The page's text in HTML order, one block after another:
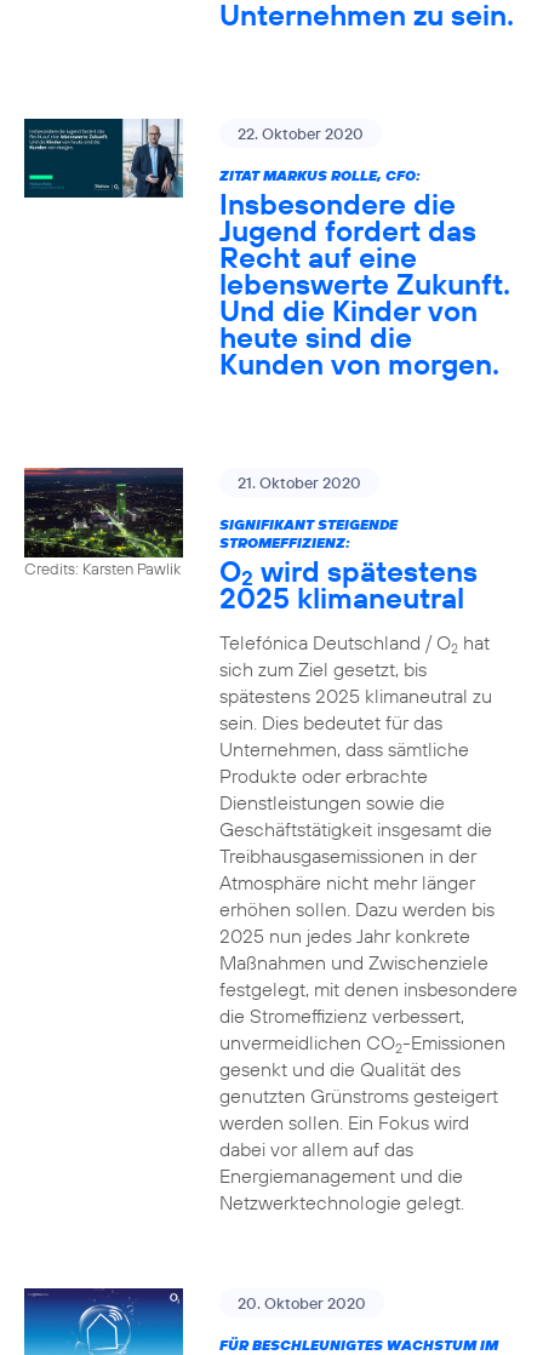
Unternehmen zu sein.
22. Oktober 2020
ZITAT MARKUS ROLLE, CFO:
Insbesondere die
Jugend fordert das
Recht auf eine
lebenswerte Zukunft.
Und die Kinder von
heute sind die
Kunden von morgen.
Credits: Karsten Pawlik
21. Oktober 2020
SIGNIFIKANT STEIGENDE
STROMEFFIZIENZ:
O2 wird spätestens
2025 klimaneutral
Telefónica Deutschland / O2hat
sich zum Ziel gesetzt, bis
spätestens 2025 klimaneutral zu
sein. Dies bedeutet für das
Unternehmen, dass sämtliche
Produkte oder erbrachte
Dienstleistungen sowie die
Geschäftstätigkeit insgesamt die
Treibhausgasemissionen in der
Atmosphäre nicht mehr länger
erhöhen sollen. Dazu werden bis
2025 nun jedes Jahr konkrete
Maßnahmen und Zwischenziele
festgelegt, mit denen insbesondere
die Stromeffizienz verbessert,
unvermeidlichen CO2-Emissionen
gesenkt und die Qualität des
genutzten Grünstroms gesteigert
werden sollen. Ein Fokus wird
dabei vor allem auf das
Energiemanagement und die
Netzwerktechnologie gelegt.
20. Oktober 2020
FÜR BESCHLEUNIGTES WACHSTUM IM